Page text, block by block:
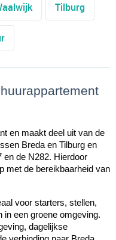
Tilburg
en maakt deel uit van de
Breda en Tilburg en
en de N282. Hierdoor
met de bereikbaarheid van
voor starters, stellen,
in een groene omgeving.
dagelijkse